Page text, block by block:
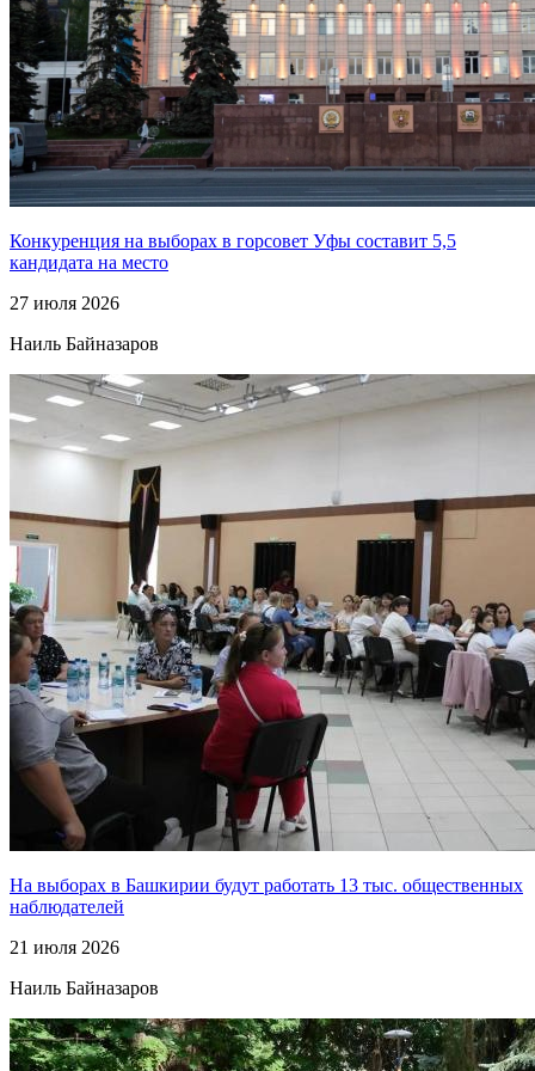
Конкуренция на выборах в горсовет Уфы составит 5,5
кандидата на место
27 июля 2026
Наиль Байназаров
На выборах в Башкирии будут работать 13 тыс. общественных
наблюдателей
21 июля 2026
Наиль Байназаров